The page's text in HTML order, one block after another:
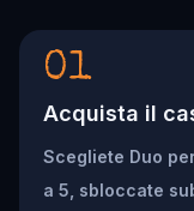
01
Acquista il
Scegliete Duo
a 5, sbloccate